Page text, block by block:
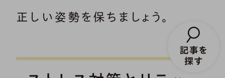
正しい姿勢を保ちましょう。